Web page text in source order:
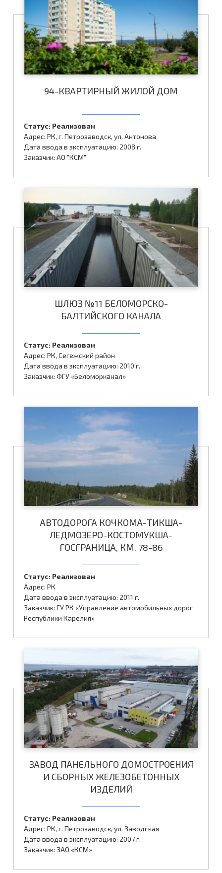
94-КВАРТИРНЫЙ ЖИЛОЙ ДОМ
Статус: Реализован
Адрес: РК, г. Петрозаводск, ул. Антонова
Дата ввода в эксплуатацию: 2008 г.
Заказчик: АО "КСМ"
ШЛЮЗ №11 БЕЛОМОРСКО-
БАЛТИЙСКОГО КАНАЛА
Статус: Реализован
Адрес: РК, Сегежский район
Дата ввода в эксплуатацию: 2010 г.
Заказчик: ФГУ «Беломорканал»
АВТОДОРОГА КОЧКОМА-ТИКША-
ЛЕДМОЗЕРО-КОСТОМУКША-
ГОСГРАНИЦА, КМ. 78-86
Статус: Реализован
Адрес: РК
Дата ввода в эксплуатацию: 2011 г.
Заказчик: ГУ РК «Управление автомобильных дорог
Республики Карелия»
ЗАВОД ПАНЕЛЬНОГО ДОМОСТРОЕНИЯ
И СБОРНЫХ ЖЕЛЕЗОБЕТОННЫХ
ИЗДЕЛИЙ
Статус: Реализован
Адрес: РК, г. Петрозаводск, ул. Заводская
Дата ввода в эксплуатацию: 2007 г.
Заказчик: ЗАО «КСМ»